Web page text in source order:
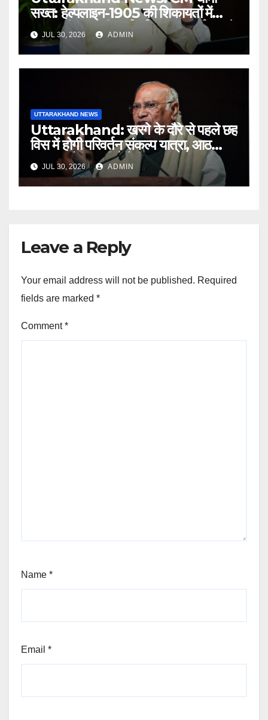
सख्त: हेल्पलाइन-1905 की शिकायतों में
लापरवाही पर होगी कार्रवाई, शून्य प्रदर्शन वाले
अधिकारियों को नोटिस…
JUL 30, 2026 ADMIN
UTTARAKHAND NEWS
Uttarakhand: खरगे के दौरे से पहले छह
विस में होगी परिवर्तन संकल्प यात्रा, आठ
अगस्त को हल्द्वानी में रैली
JUL 30, 2026 ADMIN
Leave a Reply
Your email address will not be published. Required
fields are marked *
Comment*
Name *
Email *